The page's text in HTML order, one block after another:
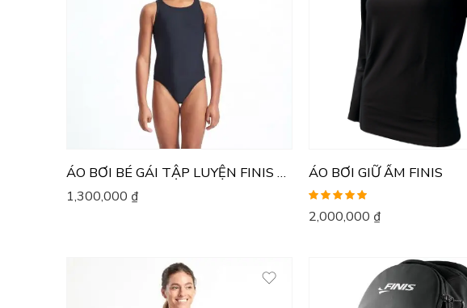
ÁO BƠI BÉ GÁI TẬP LUYỆN FINIS BLADEBACK SOLID
1,300,000 ₫
ÁO BƠI GIỮ ẤM FINIS
Được xếp
hạng5.00 5
2,000,000 ₫